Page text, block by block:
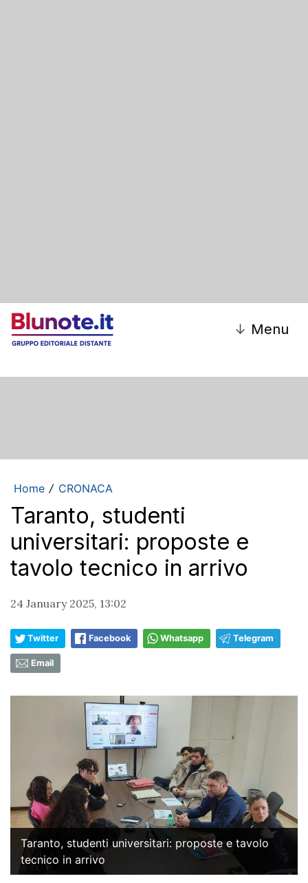
↓ Menu
Home / CRONACA
Taranto, studenti
universitari: proposte e
tavolo tecnico in arrivo
24 January 2025, 13:02
Twitter Facebook Whatsapp Telegram
Email
Taranto, studenti universitari: proposte e tavolo
tecnico in arrivo